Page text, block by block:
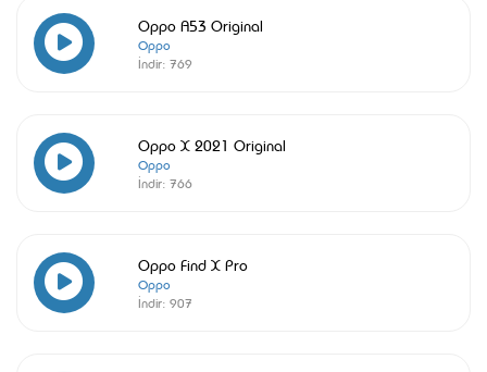
Oppo A53 Original
Oppo
İndir: 769
Oppo X 2021 Original
Oppo
İndir: 766
Oppo Find X Pro
Oppo
İndir: 907